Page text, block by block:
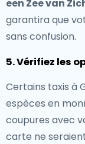
een Zee van
garantira que
sans confusion.
5. Vérifiez les
Certains taxis à
espèces en
coupures avec
carte ne